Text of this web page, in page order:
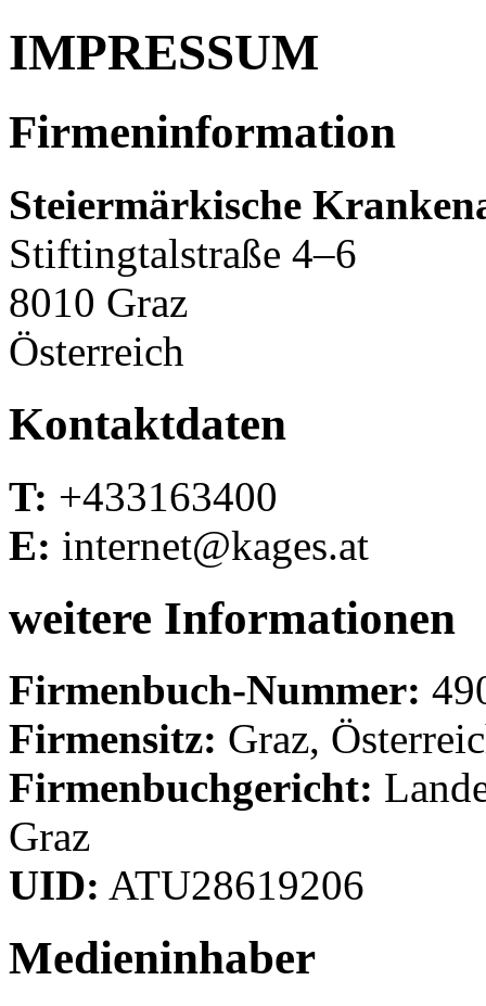
IMPRESSUM
Firmeninformation
Steiermärkische
Stiftingtalstraße 4–6
8010 Graz
Österreich
Kontaktdaten
T: +433163400
E: internet@kages.at
weitere Informationen
Firmenbuch-Nummer:
Firmensitz: Graz,
Firmenbuchgericht:
Graz
UID: ATU28619206
Medieninhaber